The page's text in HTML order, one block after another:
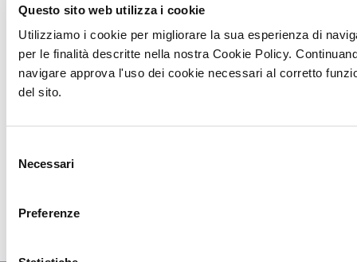
Questo sito web utilizza i cookie
Utilizziamo i cookie per migliorare la sua esperienza di
per le finalità descritte nella nostra Cookie Policy.
navigare approva l'uso dei cookie necessari al corretto
del sito.
delNecessari
Preferenze
piuttosto acquistare la vettura. Si contano 48.491
Il canale degli utilizzatori Privati, i contratti
sottoscritti sono stati 48.491 (13,3% di quota),
ovvero il 5,7% in più rispetto allo scorso anno
(45.866).
La classifica dei modelli di auto più noleggiati
Fiat Panda, Lancia Ypsilon, Fiat 500, Jeep